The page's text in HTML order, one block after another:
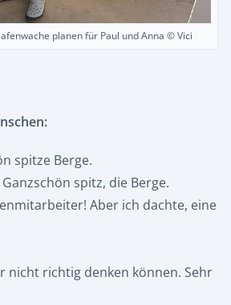
planen für Paul und Anna © Vici
spitze Berge.
spitz, die Berge.
Aber ich dachte, eine
nicht richtig denken können. Sehr